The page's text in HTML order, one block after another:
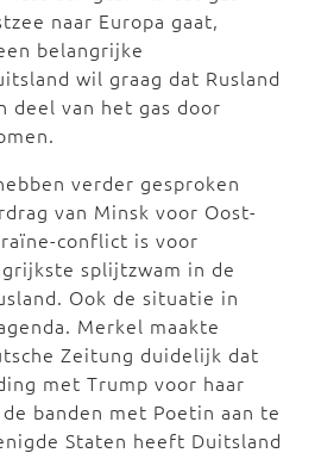
naar Europa gaat,
belangrijke
wil graag dat Rusland
deel van het gas door
verder gesproken
van Minsk voor Oost-
conflict is voor
splijtzwam in de
Ook de situatie in
Merkel maakte
Zeitung duidelijk dat
met Trump voor haar
banden met Poetin aan te
Staten heeft Duitsland